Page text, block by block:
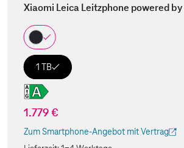
Xiaomi Leica Leitzphone powered by
1 TB
1.779 €
Zum Smartphone-Angebot mit Vertrag
(Der Link wird in einem neuen Tab geöffnet)